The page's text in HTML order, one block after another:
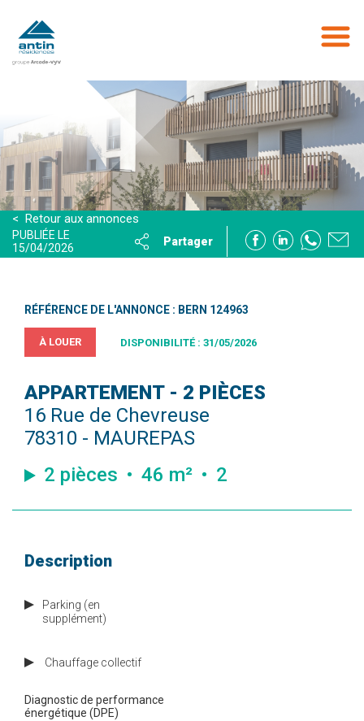
contenu
principal
< Retour aux annonces
PUBLIÉE LE
15/04/2026
Partager
RÉFÉRENCE DE L'ANNONCE : BERN 124963
À LOUER DISPONIBILITÉ : 31/05/2026
APPARTEMENT - 2 PIÈCES
16 Rue de Chevreuse
78310 - MAUREPAS
2 pièces
46 m² 2
Description
Parking (en
supplément)
Chauffage collectif
Diagnostic de performance
énergétique (DPE)